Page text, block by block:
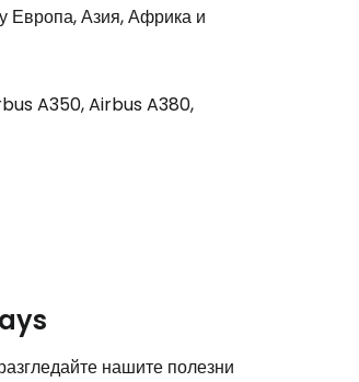
Европа, Азия, Африка и
A350, Airbus A380,
нашите полезни